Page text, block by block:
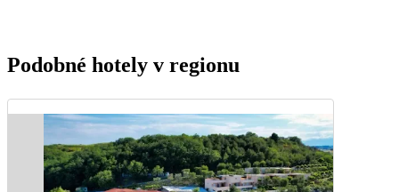
Podobné hotely v regionu